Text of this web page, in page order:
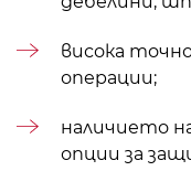
висока
операции;
наличието
опции за